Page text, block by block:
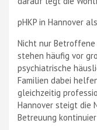
pHKP in Hannover
Nicht nur Betroffene
stehen häufig vor
psychiatrische
Familien dabei
gleichzeitig
Hannover steigt die
Betreuung